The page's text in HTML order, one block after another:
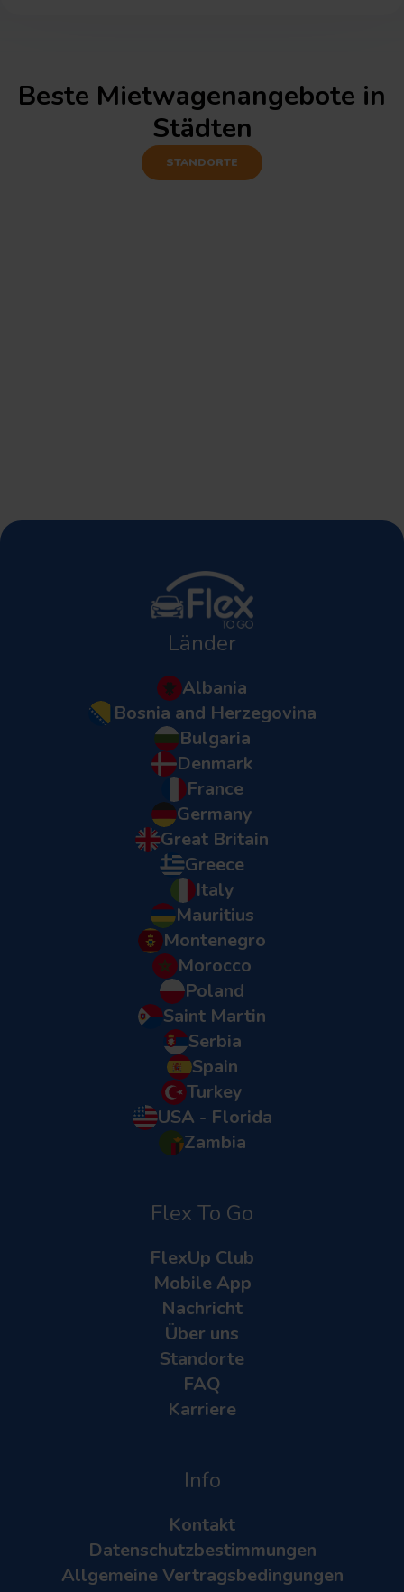
Beste Mietwagenangebote in
Städten
STANDORTE
Länder
Albania
Bosnia and Herzegovina
Bulgaria
Denmark
France
Germany
Great Britain
Greece
Italy
Mauritius
Montenegro
Morocco
Poland
Saint Martin
Serbia
Spain
Turkey
USA - Florida
Zambia
Flex To Go
FlexUp Club
Mobile App
Nachricht
Über uns
Standorte
FAQ
Karriere
Info
Kontakt
Datenschutzbestimmungen
Allgemeine Vertragsbedingungen